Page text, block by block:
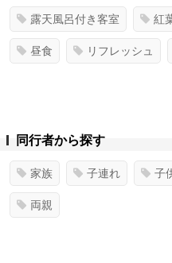
露天風呂付き客室 紅
昼食 リフレッシュ
同行者から探す
家族 子連れ 子
両親